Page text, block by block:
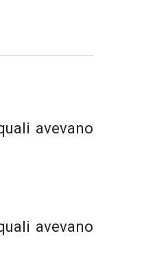
avevano
avevano